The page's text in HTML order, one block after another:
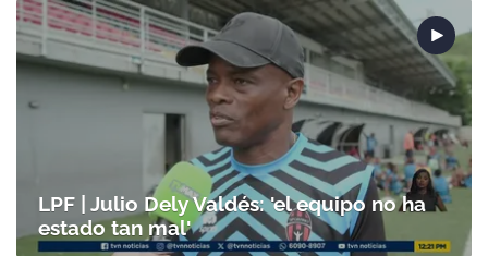
LPF | Julio Dely Valdés: 'el equipo no ha
estado tan mal'